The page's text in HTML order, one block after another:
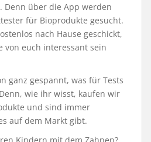
Denn über die App werden
für Bioprodukte gesucht.
nach Hause geschickt,
von euch interessant sein
ganz gespannt, was für Tests
wie ihr wisst, kaufen wir
und sind immer
auf dem Markt gibt.